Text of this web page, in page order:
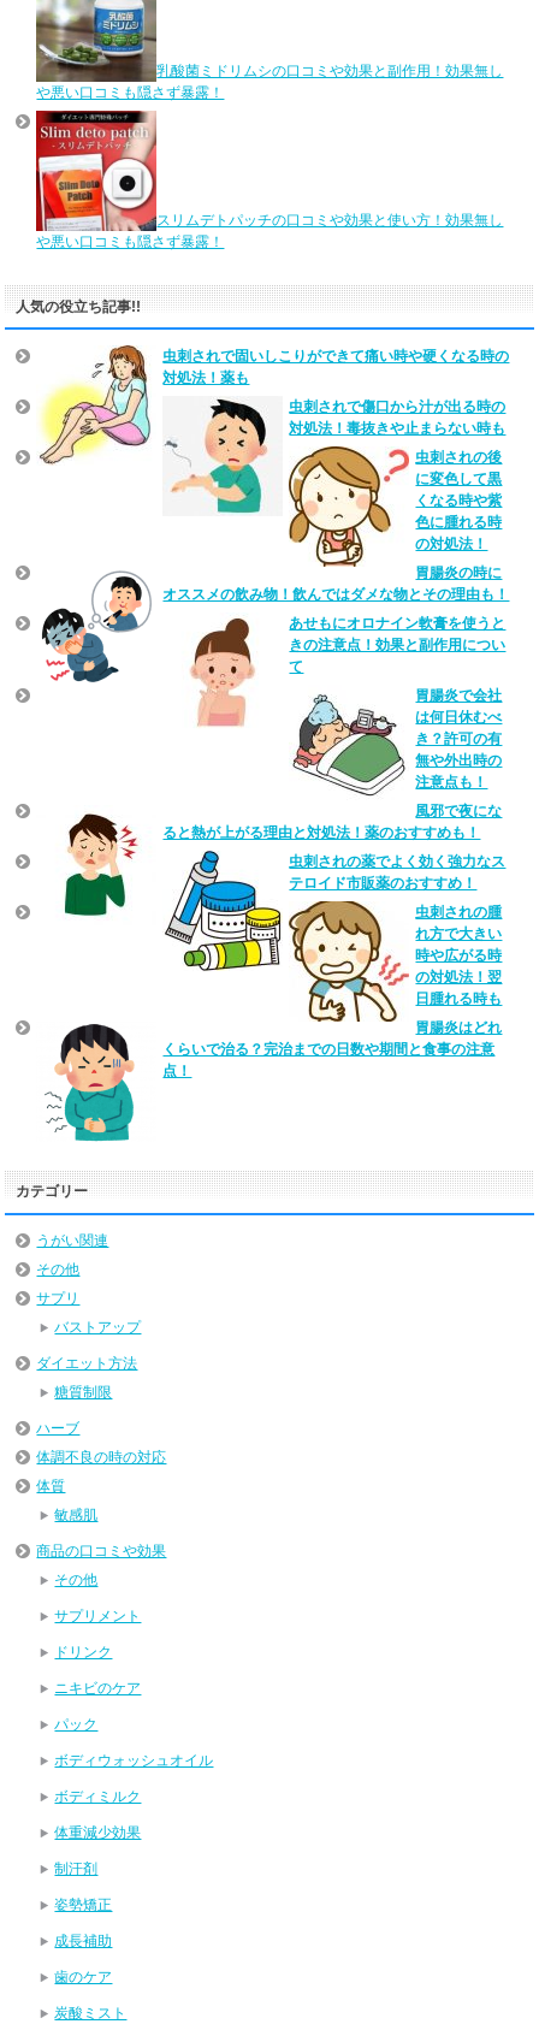
乳酸菌ミドリムシの口コミや効果と副作用！効果無し
や悪い口コミも隠さず暴露！
スリムデトパッチの口コミや効果と使い方！効果無し
や悪い口コミも隠さず暴露！
人気の役立ち記事!!
虫刺されで固いしこりができて痛い時や硬くなる時の
対処法！薬も
虫刺されで傷口から汁が出る時の
対処法！毒抜きや止まらない時も
虫刺されの後
に変色して黒
くなる時や紫
色に腫れる時
の対処法！
胃腸炎の時に
オススメの飲み物！飲んではダメな物とその理由も！
あせもにオロナイン軟膏を使うと
きの注意点！効果と副作用につい
て
胃腸炎で会社
は何日休むべ
き？許可の有
無や外出時の
注意点も！
風邪で夜にな
ると熱が上がる理由と対処法！薬のおすすめも！
虫刺されの薬でよく効く強力なス
テロイド市販薬のおすすめ！
虫刺されの腫
れ方で大きい
時や広がる時
の対処法！翌
日腫れる時も
胃腸炎はどれ
くらいで治る？完治までの日数や期間と食事の注意
点！
カテゴリー
うがい関連
その他
サプリ
バストアップ
ダイエット方法
糖質制限
ハーブ
体調不良の時の対応
体質
敏感肌
商品の口コミや効果
その他
サプリメント
ドリンク
ニキビのケア
パック
ボディウォッシュオイル
ボディミルク
体重減少効果
制汗剤
姿勢矯正
成長補助
歯のケア
炭酸ミスト